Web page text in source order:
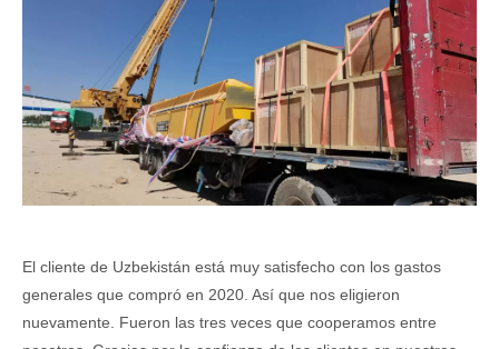
El cliente de Uzbekistán está muy satisfecho con los gastos
generales que compró en 2020. Así que nos eligieron
nuevamente. Fueron las tres veces que cooperamos entre